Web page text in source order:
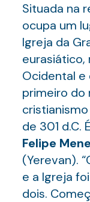
Situada na
ocupa um
Igreja da
eurasiático,
Ocidental e
primeiro do
de 301 d.C.
Felipe
(Yerevan).
e a Igreja
dois.